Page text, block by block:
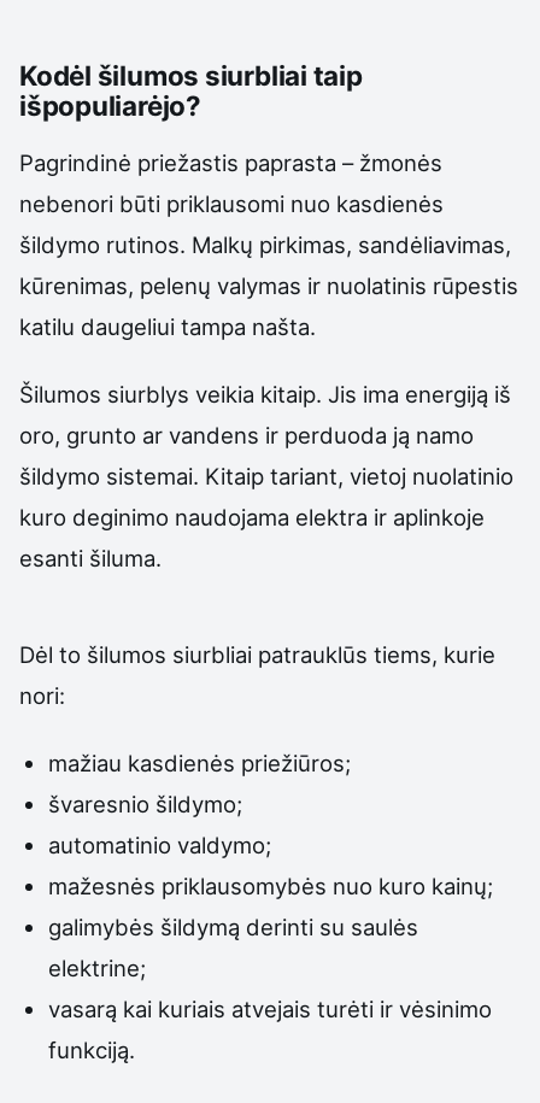
Kodėl šilumos siurbliai taip
išpopuliarėjo?
Pagrindinė priežastis paprasta – žmonės
nebenori būti priklausomi nuo kasdienės
šildymo rutinos. Malkų pirkimas, sandėliavimas,
kūrenimas, pelenų valymas ir nuolatinis rūpestis
katilu daugeliui tampa našta.
Šilumos siurblys veikia kitaip. Jis ima energiją iš
oro, grunto ar vandens ir perduoda ją namo
šildymo sistemai. Kitaip tariant, vietoj nuolatinio
kuro deginimo naudojama elektra ir aplinkoje
esanti šiluma.
Dėl to šilumos siurbliai patrauklūs tiems, kurie
nori:
mažiau kasdienės priežiūros;
švaresnio šildymo;
automatinio valdymo;
mažesnės priklausomybės nuo kuro kainų;
galimybės šildymą derinti su saulės
elektrine;
vasarą kai kuriais atvejais turėti ir vėsinimo
funkciją.